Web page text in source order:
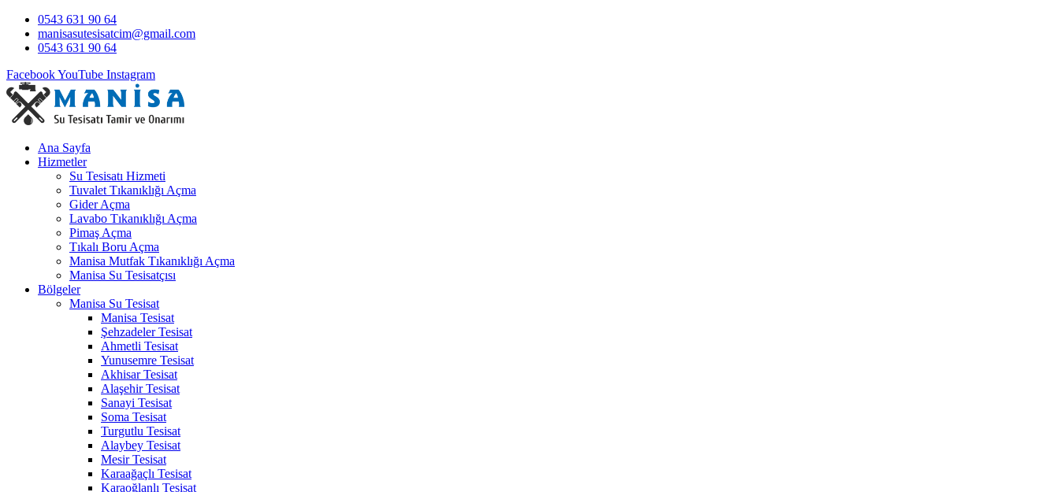
0543 631 90 64
manisasutesisatcim@gmail.com
0543 631 90 64
FacebookYouTube Instagram
Ana Sayfa
Hizmetler
Su Tesisatı Hizmeti
Tuvalet Tıkanıklığı Açma
Gider Açma
Lavabo Tıkanıklığı Açma
Pimaş Açma
Tıkalı Boru Açma
Manisa Mutfak Tıkanıklığı Açma
Manisa Su Tesisatçısı
Bölgeler
Manisa Su Tesisat
Manisa Tesisat
Şehzadeler Tesisat
Ahmetli Tesisat
Yunusemre Tesisat
Akhisar Tesisat
Alaşehir Tesisat
Sanayi Tesisat
Soma Tesisat
Turgutlu Tesisat
Alaybey Tesisat
Mesir Tesisat
Karaağaçlı Tesisat
Karaoğlanlı Tesisat